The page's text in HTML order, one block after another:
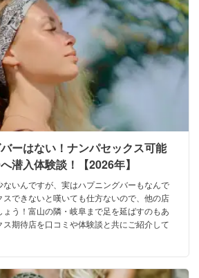
ーはない！ナンパセックス可能
潜入体験談！【2026年】
いんですが、実はハプニングバーもなんで
できないと嘆いても仕方ないので、他の店
う！富山の隣・岐阜まで足を延ばすのもあ
ス期待店を口コミや体験談と共にご紹介して